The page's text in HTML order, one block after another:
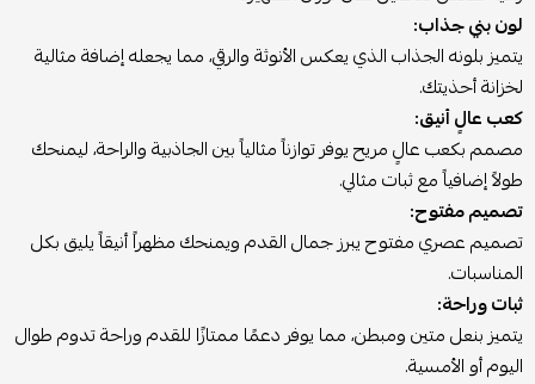
لون بني جذاب:
يتميز بلونه الجذاب الذي يعكس الأنوثة والرقي، مما يجعله إضافة مثالية
لخزانة أحذيتك.
كعب عالٍ أنيق:
مصمم بكعب عالٍ مريح يوفر توازناً مثالياً بين الجاذبية والراحة، ليمنحك
طولاً إضافياً مع ثبات مثالي.
تصميم مفتوح:
تصميم عصري مفتوح يبرز جمال القدم ويمنحك مظهراً أنيقاً يليق بكل
المناسبات.
ثبات وراحة:
يتميز بنعل متين ومبطن، مما يوفر دعمًا ممتازًا للقدم وراحة تدوم طوال
اليوم أو الأمسية.